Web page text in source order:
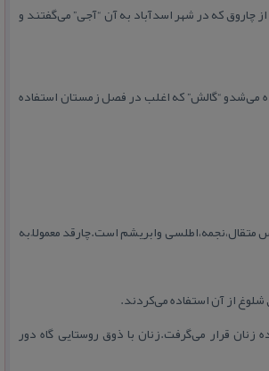
چاروق كه در شهر اسدآباد به آن “آجی” می‌گفتند و
می‌شدو “گالش” كه اغلب در فصل زمستان استفاده
وابریشم است.چارقد معمولاً به
از آن استفاده می‌كردند.
قرار می‌گرفت.زنان با ذوق روستایی گاه دور